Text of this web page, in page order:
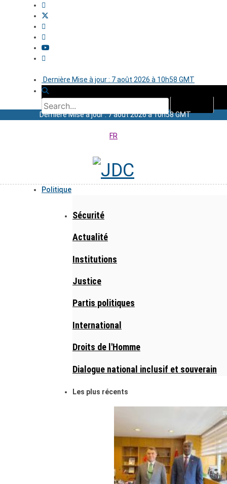
Dernière Mise à jour : 7 août 2026 à 10h58 GMT
Dernière Mise à jour : 7 août 2026 à 10h58 GMT
FR
Politique
Sécurité
Actualité
Institutions
Justice
Partis politiques
International
Droits de l'Homme
Dialogue national inclusif et souverain
Les plus récents